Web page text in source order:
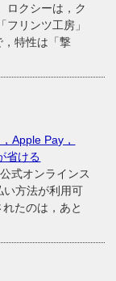
ロクシーは，ク
リンツ工房」
特性は「撃
Apple Pay，
省ける
式オンラインス
い方法が利用可
たのは，あと